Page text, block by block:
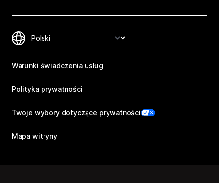
Warunki świadczenia usług
Polityka prywatności
Twoje wybory dotyczące prywatności
Mapa witryny